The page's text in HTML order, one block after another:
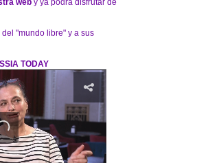
web y ya podrá disfrutar de
"mundo libre" y a sus
TODAY